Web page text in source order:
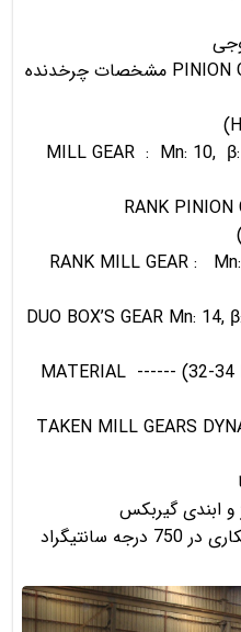
PINION GEAR Mn: 10, β: 8° L:300 mm مشخصات چرخدنده
MILL GEAR : Mn: 10,
RANK PINION
RANK MILL GEAR :
DUO BOX’S GEAR Mn:
MATERIAL ------ (32-34
و ابندی گیربکس